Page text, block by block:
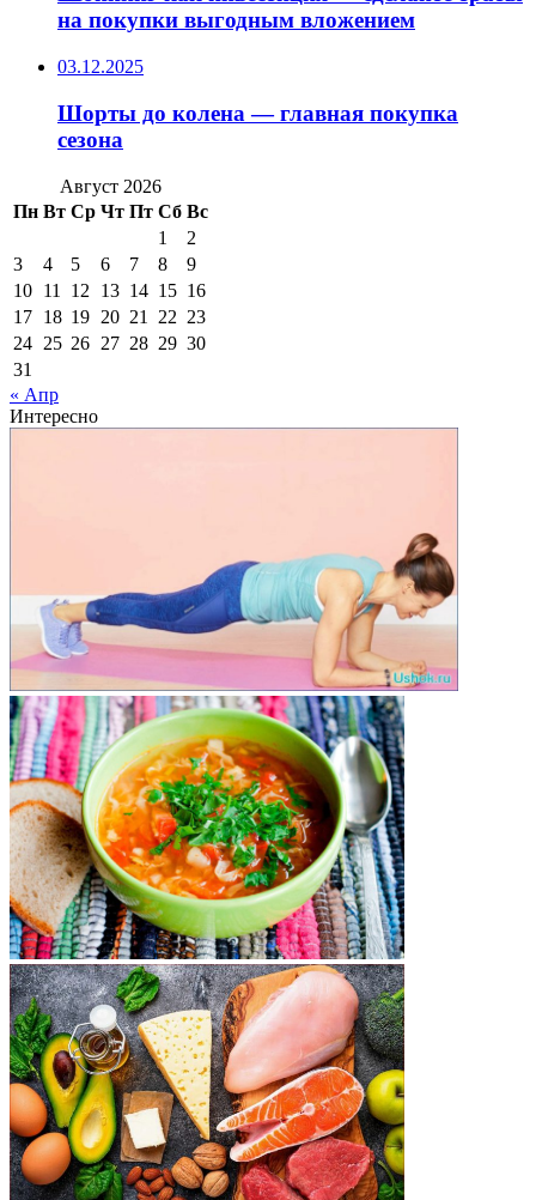
на покупки выгодным вложением
03.12.2025
Шорты до колена — главная покупка
сезона
Август 2026
Пн Вт Ср Чт Пт Сб Вс
1
2
3
4 5 6 7 8
9
10 11 12 13 14 15 16
17 18 19 20 21 22 23
24 25 26 27 28 29 30
31
« Апр
Интересно